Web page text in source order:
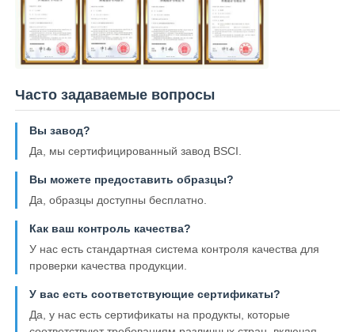
Часто задаваемые вопросы
Вы завод?
Да, мы сертифицированный завод BSCI.
Вы можете предоставить образцы?
Да, образцы доступны бесплатно.
Как ваш контроль качества?
У нас есть стандартная система контроля качества для
проверки качества продукции.
У вас есть соответствующие сертификаты?
Да, у нас есть сертификаты на продукты, которые